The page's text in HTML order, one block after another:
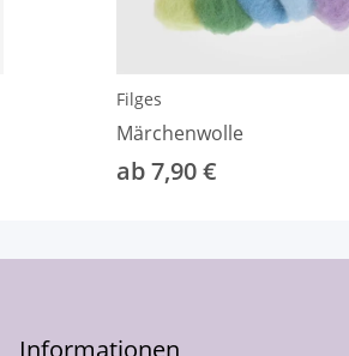
Filges
Märchenwolle
ab 7,90 €
Informationen